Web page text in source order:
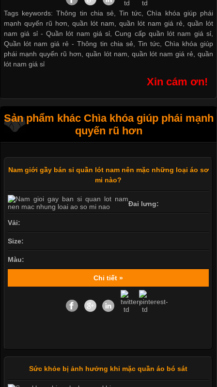
Tags keywords: Thông tin chia sẻ, Tin tức, Chìa khóa giúp phái
mạnh quyến rũ hơn, quần lót nam, quần lót nam giá rẻ, quần lót
nam giá sỉ -Quần lót nam giá sỉ ,Cung cấp quần lót nam giá sỉ,
Quần lót nam giá rẻ -Thông tin chia sẻ Tin tức, Chìa khóa giúp
phái mạnh quyến rũ hơn ,quần lót nam quần lót nam giá rẻ
quần
lót nam giá sỉ
Xin cám ơn!
Sản phẩm khác Chìa khóa giúp phái mạnh
quyến rũ hơn
Nam giới gầy bán sỉ quần lót nam nên mặc những loại áo sơ
mi nào?
Đai lưng:
Vải:
Size:
Màu:
Chi tiết »
Sức khỏe bị ảnh hưởng khi mặc quần áo bó sát